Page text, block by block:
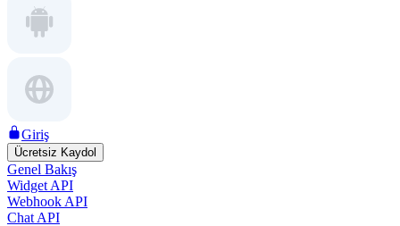
Giriş
Ücretsiz Kaydol
Genel Bakış
Widget API
Webhook API
Chat API